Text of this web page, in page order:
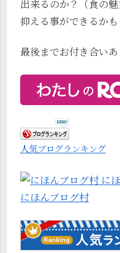
出来るのか？（食の
抑える事ができるかも
最後までお付き合いあ
人気ブログランキング
にほんブログ村